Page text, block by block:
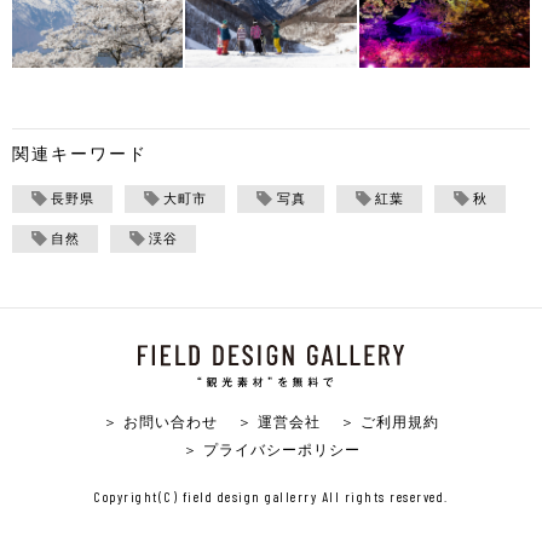
関連キーワード
長野県 大町市 写真 紅葉 秋
自然 渓谷
＞ お問い合わせ ＞ 運営会社
＞ ご利用規約
＞ プライバシーポリシー
Copyright(C) field design gallerry All rights reserved.